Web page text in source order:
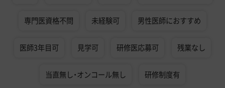
専門医資格不問 未経験可 男性医師におすすめ
医師3年目可 見学可 研修医応募可 残業なし
当直無し・オンコール無し 研修制度有